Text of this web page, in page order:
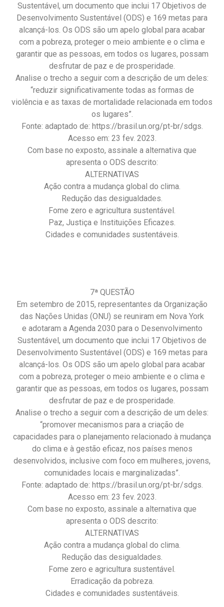
Sustentável, um documento que inclui 17 Objetivos de
Desenvolvimento Sustentável (ODS) e 169 metas para
alcançá-los. Os ODS são um apelo global para acabar
com a pobreza, proteger o meio ambiente e o clima e
garantir que as pessoas, em todos os lugares, possam
desfrutar de paz e de prosperidade.
Analise o trecho a seguir com a descrição de um deles:
“reduzir significativamente todas as formas de
violência e as taxas de mortalidade relacionada em todos
os lugares”.
Fonte: adaptado de: https://brasil.un.org/pt-br/sdgs.
Acesso em: 23 fev. 2023.
Com base no exposto, assinale a alternativa que
apresenta o ODS descrito:
ALTERNATIVAS
Ação contra a mudança global do clima.
Redução das desigualdades.
Fome zero e agricultura sustentável.
Paz, Justiça e Instituições Eficazes.
Cidades e comunidades sustentáveis.
7ª QUESTÃO
Em setembro de 2015, representantes da Organização
das Nações Unidas (ONU) se reuniram em Nova York
e adotaram a Agenda 2030 para o Desenvolvimento
Sustentável, um documento que inclui 17 Objetivos de
Desenvolvimento Sustentável (ODS) e 169 metas para
alcançá-los. Os ODS são um apelo global para acabar
com a pobreza, proteger o meio ambiente e o clima e
garantir que as pessoas, em todos os lugares, possam
desfrutar de paz e de prosperidade.
Analise o trecho a seguir com a descrição de um deles:
“promover mecanismos para a criação de
capacidades para o planejamento relacionado à mudança
do clima e à gestão eficaz, nos países menos
desenvolvidos, inclusive com foco em mulheres, jovens,
comunidades locais e marginalizadas”.
Fonte: adaptado de: https://brasil.un.org/pt-br/sdgs.
Acesso em: 23 fev. 2023.
Com base no exposto, assinale a alternativa que
apresenta o ODS descrito:
ALTERNATIVAS
Ação contra a mudança global do clima.
Redução das desigualdades.
Fome zero e agricultura sustentável.
Erradicação da pobreza.
Cidades e comunidades sustentáveis.